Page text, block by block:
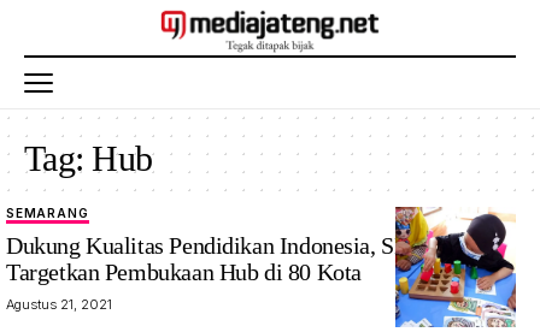
Tag:Hub
SEMARANG
Dukung Kualitas Pendidikan Indonesia, SMM
Targetkan Pembukaan Hub di 80 Kota
Agustus 21, 2021